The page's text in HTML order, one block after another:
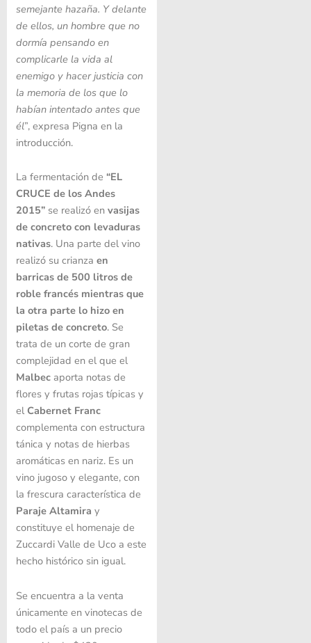
semejante hazaña. Y delante
de ellos, un hombre que no
dormía pensando en
complicarle la vida al
enemigo y hacer justicia con
la memoria de los que lo
habían intentado antes que
él”, expresa Pigna en la
introducción.
La fermentación de “EL
CRUCE de los Andes
2015” se realizó en vasijas
de concreto con levaduras
nativas. Una parte del vino
realizó su crianza en
barricas de 500 litros de
roble francés mientras que
la otra parte lo hizo en
piletas de concreto. Se
trata de un corte de gran
complejidad en el que el
Malbecaporta notas de
flores y frutas rojas típicas y
el Cabernet Franc
complementa con estructura
tánica y notas de hierbas
aromáticas en nariz. Es un
vino jugoso y elegante, con
la frescura característica de
Paraje Altamira y
constituye el homenaje de
Zuccardi Valle de Uco a este
hecho histórico sin igual.
Se encuentra a la venta
únicamente en vinotecas de
todo el país a un precio